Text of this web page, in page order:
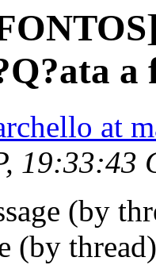
a
at
19:33:43
(by
(by